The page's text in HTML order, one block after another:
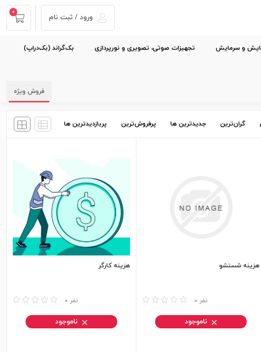
ورود / ثبت نام
0
و سرمایش تجهیزات صوتی، تصویری و نورپردازی بک‌گراند (بک‌دراپ)
فروش ویژه
گران‌ترین جدیدترین ها پرفروش‌ترین پربازدید‌ترین ها
هزینه شستشو
0 نفر
ناموجود
هزینه کارگر
0 نفر
ناموجود